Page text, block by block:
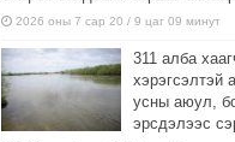
2026 оны 7 сар 20 / 9 цаг 09 минут
311 алба
хэрэгсэлтэй
усны аюул,
эрсдэлээс